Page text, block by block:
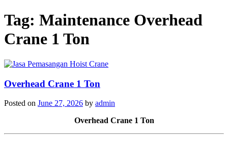
Tag: Maintenance Overhead
Crane 1 Ton
Overhead Crane 1 Ton
Posted on June 27, 2026 by admin
Overhead Crane 1 Ton